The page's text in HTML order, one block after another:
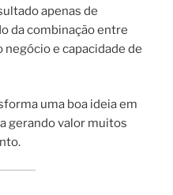
apenas de
da combinação entre
e capacidade de
uma boa ideia em
gerando valor muitos